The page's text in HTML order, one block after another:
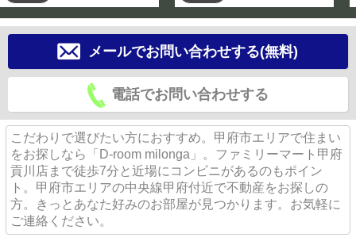
メールでお問い合わせする(無料)
電話でお問い合わせする
こだわりで選びたい方におすすめ。甲府市エリアで住まい
をお探しなら「D-room milonga」。ファミリーマート甲府
貢川店まで徒歩7分と近場にコンビニがあるのもポイン
ト。甲府市エリアの中央線甲府付近で不動産をお探しの
方。きっとあなた好みのお部屋が見つかります。お気軽に
ご連絡ください。